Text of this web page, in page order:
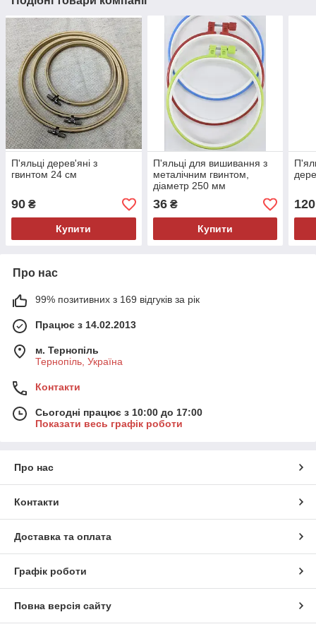
П'яльці дерев'яні з
гвинтом 24 см
90 ₴
Купити
П'яльці для вишивання з
металічним гвинтом,
діаметр 250 мм
36₴
Купити
120
Про нас
99% позитивних з 169 відгуків за рік
Працює з 14.02.2013
м. Тернопіль
Тернопіль, Україна
Контакти
Сьогодні працює з 10:00 до 17:00
Показати весь графік роботи
Про нас
Контакти
Доставка та оплата
Графік роботи
Повна версія сайту